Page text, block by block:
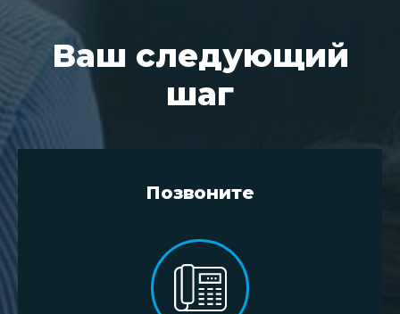
Ваш следующий
шаг
Позвоните